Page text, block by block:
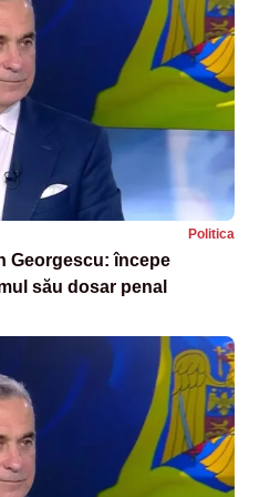
Politica
Georgescu: începe
său dosar penal